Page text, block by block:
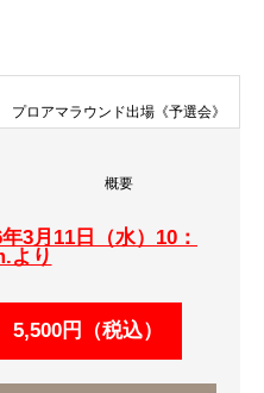
プロアマラウンド出場《予選会》
概要
3月11日（水）10：
より
5,500円（税込）